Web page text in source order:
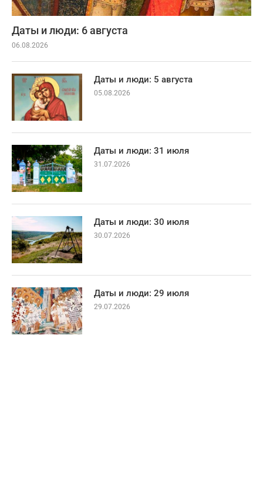
Даты и люди: 6 августа
06.08.2026
Даты и люди: 5 августа
05.08.2026
Даты и люди: 31 июля
31.07.2026
Даты и люди: 30 июля
30.07.2026
Даты и люди: 29 июля
29.07.2026